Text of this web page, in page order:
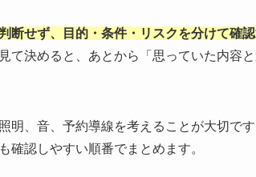
断せず、目的・条件・リスクを分けて確
て決めると、あとから「思っていた内容
明、音、予約導線を考えることが大切で
確認しやすい順番でまとめます。